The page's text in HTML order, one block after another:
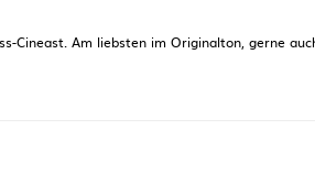
Cineast. Am liebsten im Originalton, gerne